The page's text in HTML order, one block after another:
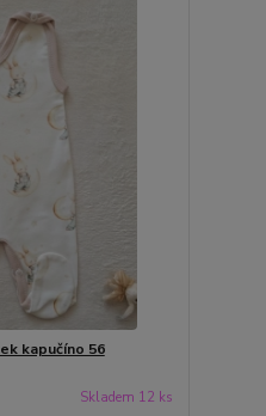
kapučíno 56
Skladem 12 ks